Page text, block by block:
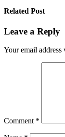
Related Post
Leave a Reply
Your email
Comment *